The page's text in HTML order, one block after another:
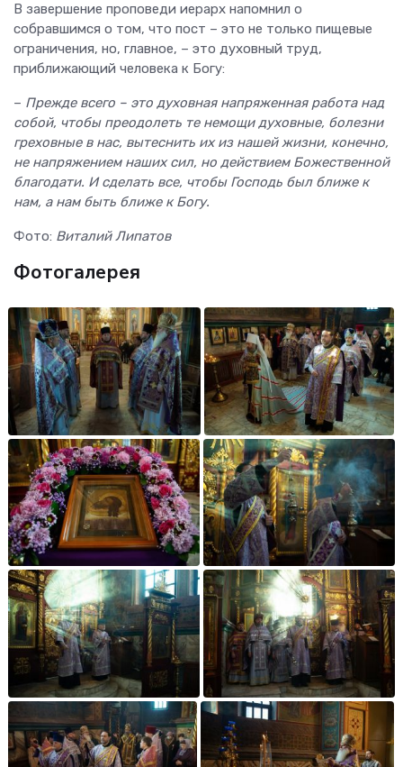
В завершение проповеди иерарх напомнил о
собравшимся о том, что пост – это не только пищевые
ограничения, но, главное, – это духовный труд,
приближающий человека к Богу:
– Прежде всего – это духовная напряженная работа над
собой, чтобы преодолеть те немощи духовные, болезни
греховные в нас, вытеснить их из нашей жизни, конечно,
не напряжением наших сил, но действием Божественной
благодати. И сделать все, чтобы Господь был ближе к
нам, а нам быть ближе к Богу.
Фото: Виталий Липатов
Фотогалерея